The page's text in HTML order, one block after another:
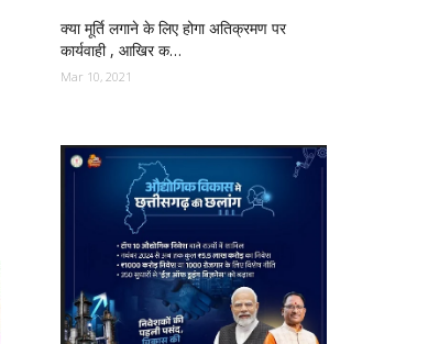
क्या मूर्ति लगाने के लिए होगा अतिक्रमण पर
कार्यवाही , आखिर क…
Mar 10, 2021